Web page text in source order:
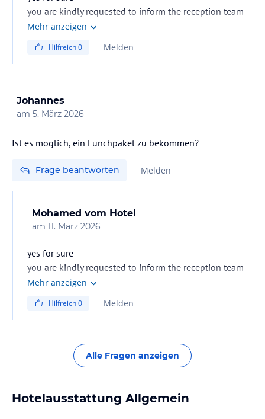
you are kindly requested to inform the reception team
one day before in order to handle your request
Mehr anzeigen
Hilfreich0 Melden
Johannes
am 5. März 2026
Ist es möglich, ein Lunchpaket zu bekommen?
Frage beantworten Melden
Mohamed vom Hotel
am 11. März 2026
yes for sure
you are kindly requested to inform the reception team
one day before in order to handle your request
Mehr anzeigen
Hilfreich0 Melden
Alle Fragen anzeigen
Hotelausstattung Allgemein